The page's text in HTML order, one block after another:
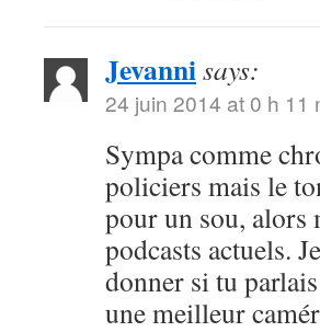
Jevannisays:
24 juin 2014 at 0 h 11
Sympa comme
policiers mais le
pour un sou, alors
podcasts actuels.
donner si tu
une meilleur